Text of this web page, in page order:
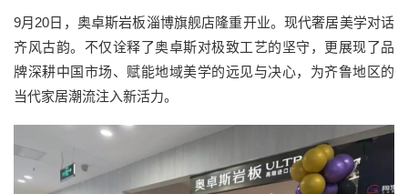
9月 20日， 奥卓斯岩板淄博旗舰店隆重开业。 现代奢居美学对话
齐风古韵。 不仅诠释了奥卓斯对极致工艺的坚守，更展现了品
牌深耕中国市场、赋能地域美学的远见与决心，为齐鲁地区的
当代家居潮流注入新活力。